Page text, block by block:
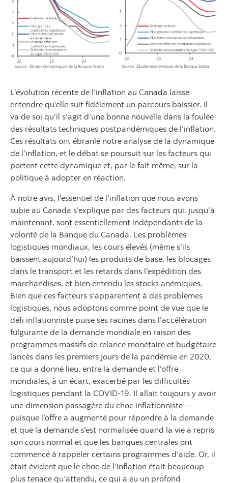
L’évolution récente de l’inflation au Canada laisse
entendre qu’elle suit fidèlement un parcours baissier. Il
va de soi qu’il s’agit d’une bonne nouvelle dans la foulée
des résultats techniques postpandémiques de l’inflation.
Ces résultats ont ébranlé notre analyse de la dynamique
de l’inflation, et le débat se poursuit sur les facteurs qui
portent cette dynamique et, par le fait même, sur la
politique à adopter en réaction.
À notre avis, l’essentiel de l’inflation que nous avons
subie au Canada s’explique par des facteurs qui, jusqu’à
maintenant, sont essentiellement indépendants de la
volonté de la Banque du Canada. Les problèmes
logistiques mondiaux, les cours élevés (même s’ils
baissent aujourd’hui) les produits de base, les blocages
dans le transport et les retards dans l’expédition des
marchandises, et bien entendu les stocks anémiques.
Bien que ces facteurs s’apparentent à des problèmes
logistiques, nous adoptons comme point de vue que le
défi inflationniste puise ses racines dans l’accélération
fulgurante de la demande mondiale en raison des
programmes massifs de relance monétaire et budgétaire
lancés dans les premiers jours de la pandémie en 2020,
ce qui a donné lieu, entre la demande et l’offre
mondiales, à un écart, exacerbé par les difficultés
logistiques pendant la COVID‑19. Il allait toujours y avoir
une dimension passagère du choc inflationniste —
puisque l’offre a augmenté pour répondre à la demande
et que la demande s’est normalisée quand la vie a repris
son cours normal et que les banques centrales ont
commencé à rappeler certains programmes d’aide. Or, il
était évident que le choc de l’inflation était beaucoup
plus tenace qu’attendu, ce qui a eu un profond